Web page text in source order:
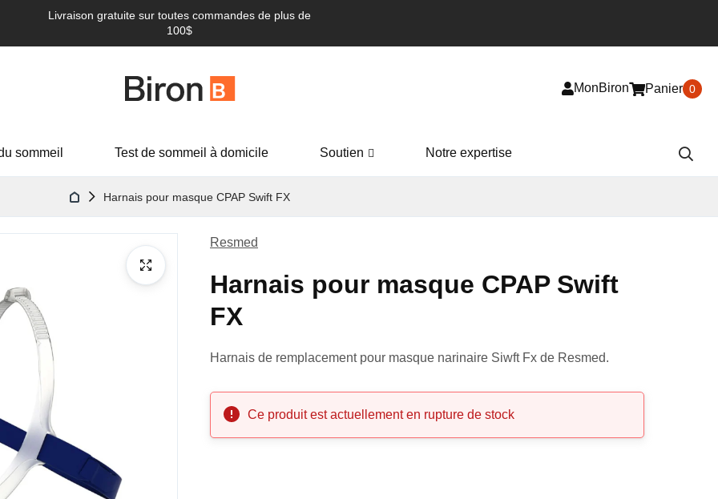
Livraison gratuite sur toutes commandes de plus de
100$
MonBiron Panier 0
sommeil Test de sommeil à domicile Soutien Notre expertise
Harnais pour masque CPAP Swift FX
Resmed
Harnais pour masque CPAP Swift
FX
Harnais de remplacement pour masque narinaire Siwft Fx de Resmed.
Ce produit est actuellement en rupture de stock